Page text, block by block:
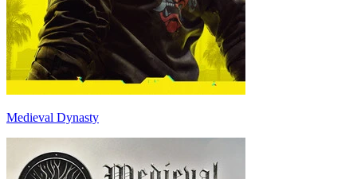
Medieval Dynasty